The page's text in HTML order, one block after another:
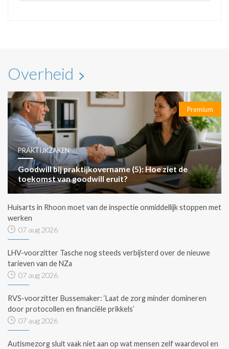
Overheid
Premium
PRAKTIJKZAKEN
Goodwill bij praktijkovername (5): Hoe ziet de
toekomst van goodwill eruit?
Huisarts in Rhoon moet van de inspectie onmiddellijk stoppen met
werken
07 aug 2026
LHV-voorzitter Tasche nog steeds verbijsterd over de nieuwe
tarieven van de NZa
07 aug 2026
RVS-voorzitter Bussemaker: ‘Laat de zorg minder domineren
door protocollen en financiële prikkels’
07 aug 2026
Autismezorg sluit vaak niet aan op wat mensen zelf waardevol en